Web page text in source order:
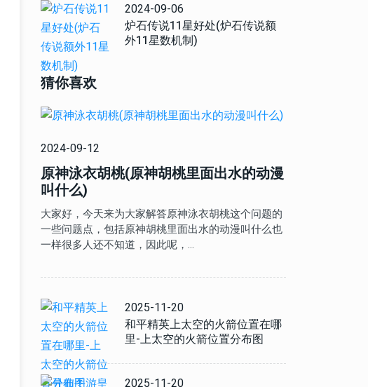
2024-09-06
炉石传说11星好处(炉石传说额
外11星数机制)
猜你喜欢
2024-09-12
原神泳衣胡桃(原神胡桃里面出水的动漫
叫什么)
大家好，今天来为大家解答原神泳衣胡桃这个问题的
一些问题点，包括原神胡桃里面出水的动漫叫什么也
一样很多人还不知道，因此呢，…
2025-11-20
和平精英上太空的火箭位置在哪
里-上太空的火箭位置分布图
2025-11-20